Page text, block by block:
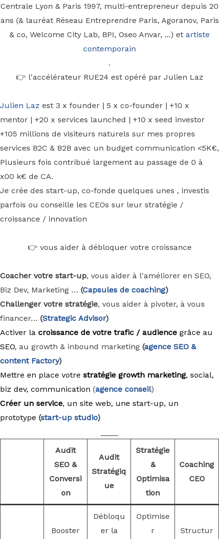
Centrale Lyon & Paris 1997, multi-entrepreneur depuis 20
ans (& lauréat Réseau Entreprendre Paris, Agoranov, Paris
& co, Welcome City Lab, BPI, Oseo Anvar, ...) et artiste
contemporain
.
👉 l'accélérateur RUE24 est opéré par Julien Laz
Julien Laz est 3 x founder | 5 x co-founder | +10 x
mentor | +20 x services launched | +10 x seed investor
+105 millions de visiteurs naturels sur mes propres
services B2C & B2B avec un budget communication <5K€,
Plusieurs fois contribué largement au passage de 0 à
x00 k€ de CA.
Je crée des start-up, co-fonde quelques unes , investis
parfois ou conseille les CEOs sur leur stratégie /
croissance / innovation
👉 vous aider à débloquer votre croissance
Coacher votre start-up, vous aider à l'améliorer en SEO,
Biz Dev, Marketing … (Capsules de coaching)
Challenger votre stratégie, vous aider à pivoter, à vous
financer… (Strategic Advisor)
Activer la croissance de votre trafic / audience grâce au
SEO, au growth & inbound marketing (agence SEO &
content Factory)
Mettre en place votre stratégie growth marketing, social,
biz dev, communication (agence conseil)
Créer un service, un site web, une start-up, un
prototype (start-up studio)
Audit
SEO &
Conversi
on
Audit
Stratégiq
ue
Stratégie
&
Optimisa
tion
Coaching
CEO
Booster
Débloqu
er la
Optimise
r
Structur